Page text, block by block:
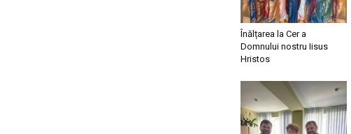
Înălțarea la Cer a
Domnului nostru Iisus
Hristos